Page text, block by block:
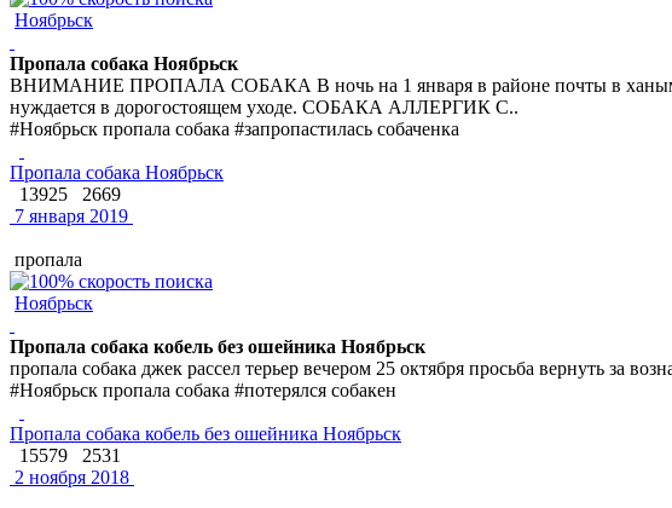
Ноябрьск
Пропала собака Ноябрьск
ВНИМАНИЕ ПРОПАЛА СОБАКА В ночь на 1 января в районе почты в ханымее
нуждается в дорогостоящем уходе. СОБАКА АЛЛЕРГИК С..
#Ноябрьск пропала собака #запропастилась собаченка
Пропала собака Ноябрьск
13925
2669
7 января 2019
пропала
Ноябрьск
Пропала собака кобель без ошейника Ноябрьск
пропала собака джек рассел терьер вечером 25 октября просьба вернуть за
#Ноябрьск пропала собака #потерялся собакен
Пропала собака кобель без ошейника Ноябрьск
15579
2531
2 ноября 2018